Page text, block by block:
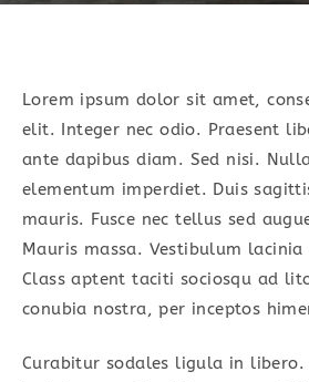
Lorem ipsum dolor sit amet,
elit. Integer nec odio. Praesent
ante dapibus diam. Sed nisi.
elementum imperdiet. Duis
mauris. Fusce nec tellus sed
Mauris massa. Vestibulum
Class aptent taciti sociosqu ad
conubia nostra, per inceptos
Curabitur sodales ligula in libero.